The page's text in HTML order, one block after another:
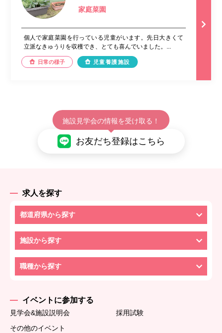
家庭菜園
個人で家庭菜園を行っている児童がいます。先日大きくて
立派なきゅうりを収穫でき、とても喜んでいました。...
日常の様子 児童養護施設
施設見学会の情報を受け取る！
お友だち登録はこちら
求人を探す
都道府県から探す
施設から探す
職種から探す
イベントに参加する
見学会&施設説明会
採用試験
その他のイベント